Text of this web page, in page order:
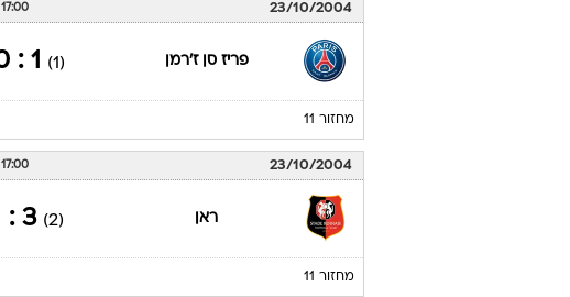
23/10/2004
17:00
פריז סן ז'רמן (1)
1 : 0
מחזור 11
23/10/2004
17:00
ראן (2)
3 : 1
מחזור 11